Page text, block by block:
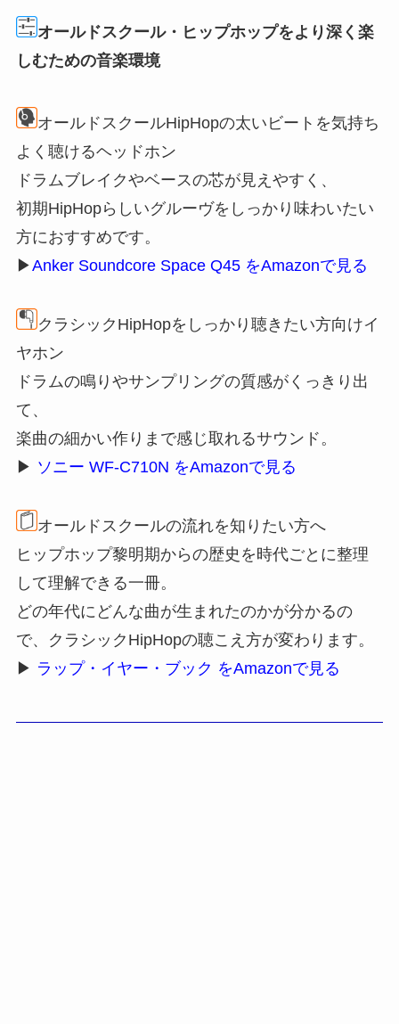
オールドスクール・ヒップホップをより深く楽
しむための音楽環境
オールドスクールHipHopの太いビートを気持ち
よく聴けるヘッドホン
ドラムブレイクやベースの芯が見えやすく、
初期HipHopらしいグルーヴをしっかり味わいたい
方におすすめです。
▶Anker Soundcore Space Q45 をAmazonで見る
クラシックHipHopをしっかり聴きたい方向けイ
ヤホン
ドラムの鳴りやサンプリングの質感がくっきり出
て、
楽曲の細かい作りまで感じ取れるサウンド。
▶ ソニー WF-C710N をAmazonで見る
オールドスクールの流れを知りたい方へ
ヒップホップ黎明期からの歴史を時代ごとに整理
して理解できる一冊。
どの年代にどんな曲が生まれたのかが分かるの
で、クラシックHipHopの聴こえ方が変わります。
▶ ラップ・イヤー・ブック をAmazonで見る